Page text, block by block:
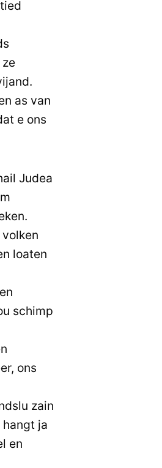
as van
e ons
Judea
loaten
schimp
ons
zain
ja
en